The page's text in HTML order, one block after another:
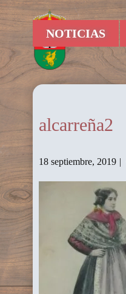
NOTICIAS
alcarreña2
18 septiembre, 2019